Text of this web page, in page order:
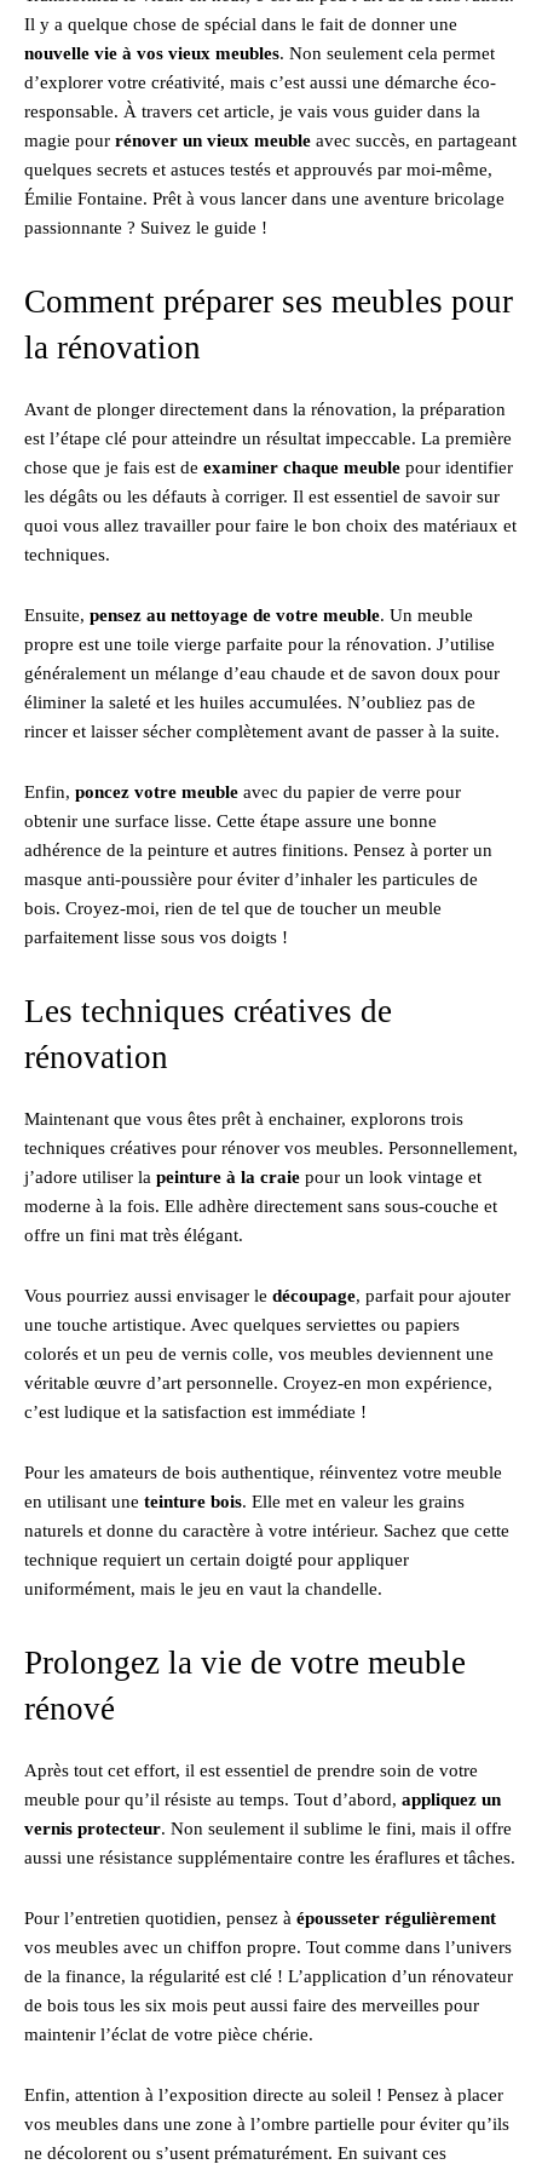
Il y a quelque chose de spécial dans le fait de donner une
nouvelle vie à vos vieux meubles. Non seulement cela permet
d’explorer votre créativité, mais c’est aussi une démarche éco-
responsable. À travers cet article, je vais vous guider dans la
magie pour rénover un vieux meuble avec succès, en partageant
quelques secrets et astuces testés et approuvés par moi-même,
Émilie Fontaine. Prêt à vous lancer dans une aventure bricolage
passionnante ? Suivez le guide !
Comment préparer ses meubles pour
la rénovation
Avant de plonger directement dans la rénovation, la préparation
est l’étape clé pour atteindre un résultat impeccable. La première
chose que je fais est de examiner chaque meuble pour identifier
les dégâts ou les défauts à corriger. Il est essentiel de savoir sur
quoi vous allez travailler pour faire le bon choix des matériaux et
techniques.
Ensuite, pensez au nettoyage de votre meuble. Un meuble
propre est une toile vierge parfaite pour la rénovation. J’utilise
généralement un mélange d’eau chaude et de savon doux pour
éliminer la saleté et les huiles accumulées. N’oubliez pas de
rincer et laisser sécher complètement avant de passer à la suite.
Enfin, poncez votre meuble avec du papier de verre pour
obtenir une surface lisse. Cette étape assure une bonne
adhérence de la peinture et autres finitions. Pensez à porter un
masque anti-poussière pour éviter d’inhaler les particules de
bois. Croyez-moi, rien de tel que de toucher un meuble
parfaitement lisse sous vos doigts !
Les techniques créatives de
rénovation
Maintenant que vous êtes prêt à enchainer, explorons trois
techniques créatives pour rénover vos meubles. Personnellement,
j’adore utiliser la peinture à la craie pour un look vintage et
moderne à la fois. Elle adhère directement sans sous-couche et
offre un fini mat très élégant.
Vous pourriez aussi envisager le découpage, parfait pour ajouter
une touche artistique. Avec quelques serviettes ou papiers
colorés et un peu de vernis colle, vos meubles deviennent une
véritable œuvre d’art personnelle. Croyez-en mon expérience,
c’est ludique et la satisfaction est immédiate !
Pour les amateurs de bois authentique, réinventez votre meuble
en utilisant une teinture bois. Elle met en valeur les grains
naturels et donne du caractère à votre intérieur. Sachez que cette
technique requiert un certain doigté pour appliquer
uniformément, mais le jeu en vaut la chandelle.
Prolongez la vie de votre meuble
rénové
Après tout cet effort, il est essentiel de prendre soin de votre
meuble pour qu’il résiste au temps. Tout d’abord, appliquez un
vernis protecteur. Non seulement il sublime le fini, mais il offre
aussi une résistance supplémentaire contre les éraflures et tâches.
Pour l’entretien quotidien, pensez à épousseter régulièrement
vos meubles avec un chiffon propre. Tout comme dans l’univers
de la finance, la régularité est clé ! L’application d’un rénovateur
de bois tous les six mois peut aussi faire des merveilles pour
maintenir l’éclat de votre pièce chérie.
Enfin, attention à l’exposition directe au soleil ! Pensez à placer
vos meubles dans une zone à l’ombre partielle pour éviter qu’ils
ne décolorent ou s’usent prématurément. En suivant ces